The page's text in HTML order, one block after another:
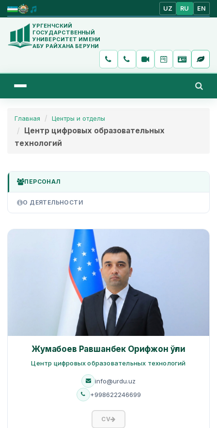
UZ RU EN
УРГЕНЧСКИЙ
ГОСУДАРСТВЕННЫЙ
УНИВЕРСИТЕТ ИМЕНИ
АБУ РАЙХАНА БЕРУНИ
Главная Центры и отделы
Центр цифровых образовательных
технологий
ПЕРСОНАЛ
О ДЕЯТЕЛЬНОСТИ
Жумабоев Равшанбек Орифжон ўғли
Центр цифровых образовательных технологий
info@urdu.uz
+998622246699
CV